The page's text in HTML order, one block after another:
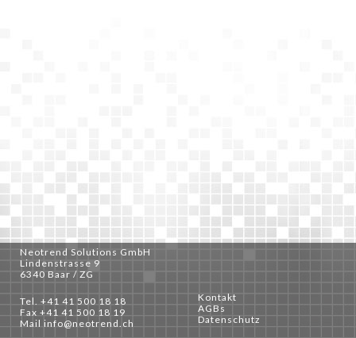
Neotrend Solutions GmbH
Lindenstrasse 9
6340 Baar / ZG
Tel. +41 41 500 18 18
Fax +41 41 500 18 19
Mail info@neotrend.ch
Kontakt
AGBs
Datenschutz